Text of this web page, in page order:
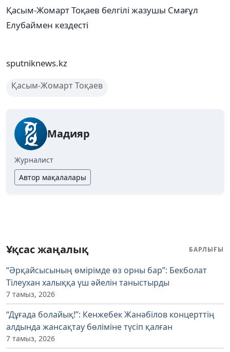
Қасым-Жомарт Тоқаев белгілі жазушы Смағұл
Елубаймен кездесті
sputniknews.kz
Қасым-Жомарт Тоқаев
Мадияр
Журналист
Автор мақалалары
Ұқсас жаңалық БАРЛЫҒЫ
“Әрқайсысының өмірімде өз орны бар”: Бекболат
Тілеухан халыққа үш әйелін таныстырды
7 тамыз, 2026
“Дұғада болайық!”: Кенжебек Жанәбілов концерттің
алдында жансақтау бөліміне түсіп қалған
7 тамыз, 2026